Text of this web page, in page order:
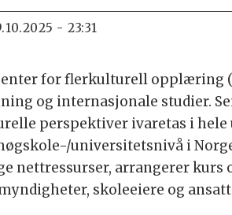
- 23:31
for flerkulturell opplæring
og internasjonale studier.
perspektiver ivaretas i
universitetsnivå i
nettressurser, arrangerer
skoleeiere og